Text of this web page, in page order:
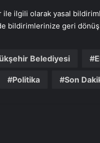
ile ilgili olarak yasal
bildirimlerinize geri dönüş
Belediyesi
Politika Son